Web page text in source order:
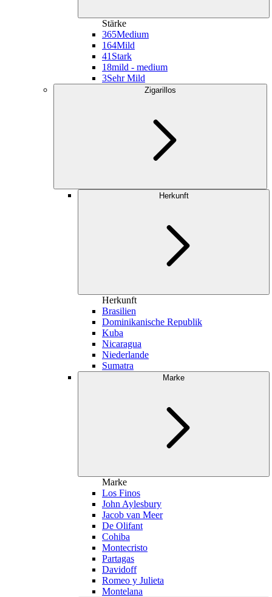
Stärke
365Medium
164Mild
41 Stark
18mild - medium
3Sehr Mild
Zigarillos
Herkunft
Herkunft
Brasilien
Dominikanische Republik
Kuba
Nicaragua
Niederlande
Sumatra
Marke
Marke
Los Finos
John Aylesbury
Jacob van Meer
De Olifant
Cohiba
Montecristo
Partagas
Davidoff
Romeo y Julieta
Montelana